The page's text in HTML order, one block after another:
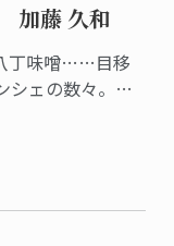
加藤 久和
丁味噌……目移
シェの数々。素
専門店です。